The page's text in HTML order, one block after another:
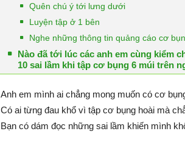
Quên chú ý tới lưng dưới
Luyện tập ở 1 bên
Nghe những thông tin quảng cáo cơ
Nào đã tới lúc các anh em cùng kiểm
10 sai lầm khi tập cơ bụng 6 múi trên
Anh em mình ai chẳng mong muốn có cơ
Có ai từng đau khổ vì tập cơ bụng hoài mà
Bạn có dám đọc những sai lầm khiến mình